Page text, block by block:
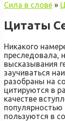
Сила в слове »
Цитаты
Никакого
преследовала,
высказывания
заучиваться
разобраны на
цитируются в
качестве
популярностью
пользуются в